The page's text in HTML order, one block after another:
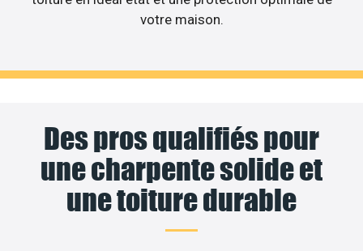
votre maison.
Des pros qualifiés pour
une charpente solide et
une toiture durable